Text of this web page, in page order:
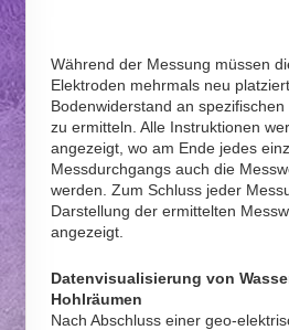
Während der Messung müssen
Elektroden mehrmals neu
Bodenwiderstand an
zu ermitteln. Alle Instruktionen
angezeigt, wo am Ende jedes
Messdurchgangs auch die
werden. Zum Schluss jeder
Darstellung der ermittelten
angezeigt.
Datenvisualisierung von
Hohlräumen
Nach Abschluss einer geo-